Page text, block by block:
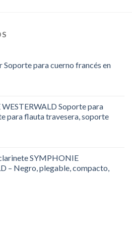
Soporte para cuerno francés en
Soporte para
para flauta travesera, soporte
SYMPHONIE
– Negro, plegable, compacto,